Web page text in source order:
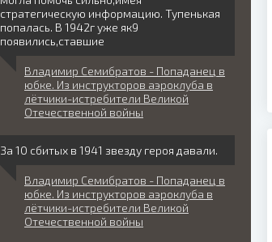
стратегическую информацию. Тупенькая
попалась. В 1942г уже як9
появились,ставшие
Владимир Семибратов - Попаданец в
юбке. Из инструкторов аэроклуба в
лётчики-истребители Великой
Отечественной войны
За 10 сбитых в 1941 звезду героя давали.
Владимир Семибратов - Попаданец в
юбке. Из инструкторов аэроклуба в
лётчики-истребители Великой
Отечественной войны